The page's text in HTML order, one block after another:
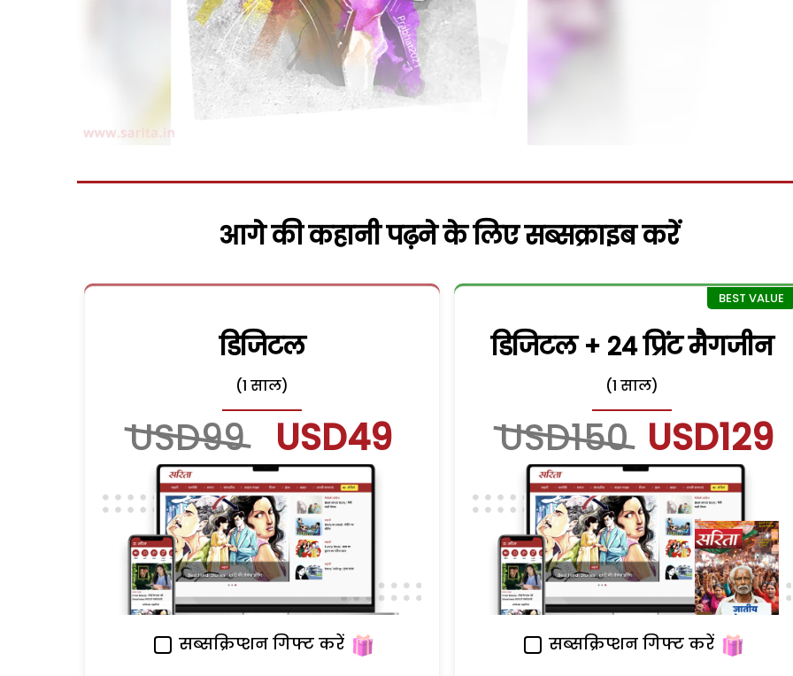
आगे की कहानी पढ़ने के लिए सब्सक्राइब करें
डिजिटल
(1 साल)
USD99 USD49
सब्सक्रिप्शन गिफ्ट करें
डिजिटल + 24 प्रिंट मैगजीन
(1 साल)
USD150 USD129
सब्सक्रिप्शन गिफ्ट करें